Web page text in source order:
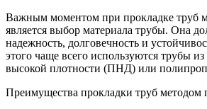
Важным моментом при прокладке труб
является выбор материала трубы. Она
надежность, долговечность и
этого чаще всего используются трубы
высокой плотности (ПНД) или
Преимущества прокладки труб методом